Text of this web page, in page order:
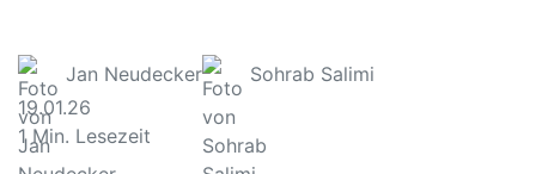
Jan Neudecker
Sohrab Salimi
19.01.26
1Min. Lesezeit